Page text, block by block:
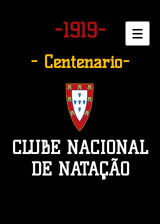
-1919-
- Centenário-
CLUBE NACIONAL
DE NATAÇÃO